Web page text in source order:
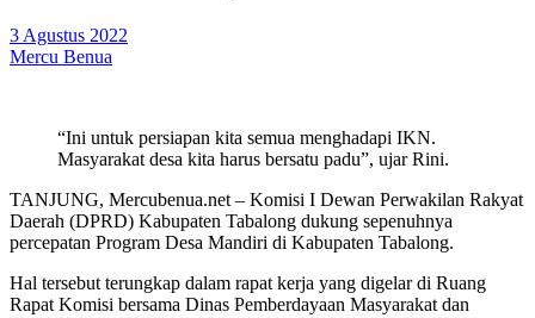
3 Agustus 2022
Mercu Benua
“Ini untuk persiapan kita semua menghadapi IKN.
Masyarakat desa kita harus bersatu padu”, ujar Rini.
TANJUNG, Mercubenua.net – Komisi I Dewan Perwakilan Rakyat
Daerah (DPRD) Kabupaten Tabalong dukung sepenuhnya
percepatan Program Desa Mandiri di Kabupaten Tabalong.
Hal tersebut terungkap dalam rapat kerja yang digelar di Ruang
Rapat Komisi bersama Dinas Pemberdayaan Masyarakat dan